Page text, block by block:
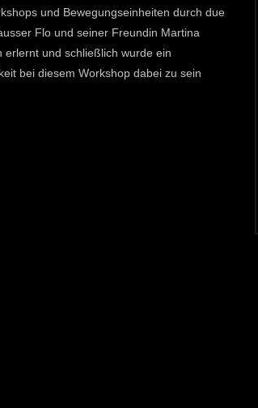
und Bewegungseinheiten durch due
Flo und seiner Freundin Martina
erlernt und schließlich wurde ein
bei diesem Workshop dabei zu sein